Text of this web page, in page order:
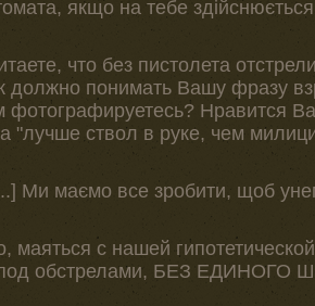
якщо на тебе
что без пистолета
должно понимать Вашу фразу
фотографируетесь? Нравится
"лучше ствол в руке, чем
Ми маємо все зробити, щоб
маяться с нашей
обстрелами, БЕЗ ЕДИНОГО